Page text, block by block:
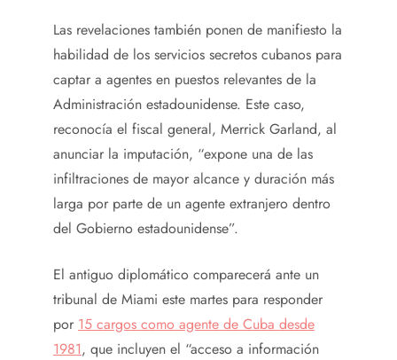
Las revelaciones también ponen de manifiesto la
habilidad de los servicios secretos cubanos para
captar a agentes en puestos relevantes de la
Administración estadounidense. Este caso,
reconocía el fiscal general, Merrick Garland, al
anunciar la imputación, “expone una de las
infiltraciones de mayor alcance y duración más
larga por parte de un agente extranjero dentro
del Gobierno estadounidense”.
El antiguo diplomático comparecerá ante un
tribunal de Miami este martes para responder
por 15 cargos como agente de Cuba desde
1981, que incluyen el “acceso a información